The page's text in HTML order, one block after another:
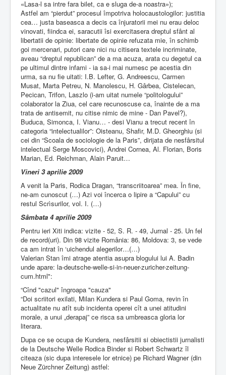
«Lasa-l sa intre fara bilet, ca e sluga de-a noastra»);
Astfel am “pierdut” procesul împotriva holocaustologilor: justitia
cea… justa baseasca a decis ca înjuratorii mei nu erau deloc
vinovati, fiindca ei, saracutii îsi exercitasera dreptul sfânt al
libertatii de opinie: libertate de opinie refuzata mie, în schimb
goi mercenari, putori care nici nu citisera textele incriminate,
aveau “dreptul republican” de a ma acuza, arata cu degetul ca
pe ultimul dintre infami - ia sa-i mai numesc pe acestia din
urma, sa nu fie uitati: I.B. Lefter, G. Andreescu, Carmen
Musat, Marta Petreu, N. Manolescu, H. Gârbea, Cistelecan,
Pecican, Trifon, Laszlo (i-am uitat numele “politologului”
colaborator la Ziua, cel care recunoscuse ca, înainte de a ma
trata de antisemit, nu citise nimic de mine - Dan Pavel?),
Buduca, Simonca, I. Vianu… - desi Vianu a trecut recent în
categoria “intelectualilor”: Oisteanu, Shafir, M.D. Gheorghiu (si
cei din “Scoala de sociologie de la Paris”, dirijata de nesfârsitul
intelectual Serge Moscovici), Andrei Cornea, Al. Florian, Boris
Marian, Ed. Reichman, Alain Paruit…
Vineri 3 aprilie 2009
A venit la Paris, Rodica Dragan, “transcriitoarea” mea. În fine,
ne-am cunoscut (…) Azi voi încerca o lipire a “Capului” cu
restul Scrìsurilor, vol. I. (…)
Sâmbata 4 aprilie 2009
Pentru ieri Xiti indica: vizite - 52, S. R. - 49, Jurnal - 25. Un fel
de record(uri). Din 98 vizite România: 86, Moldova: 3, se vede
ca am intrat în ‘uichendul alegerilor…(…)
Valerian Stan îmi atrage atentia asupra blogului lui A. Badin
unde apare: la-deutsche-welle-si-in-neuer-zuricher-zeitung-
cum.html":
“Cînd "cazul" îngroapa "cauza"
“Doi scriitori exilati, Milan Kundera si Paul Goma, revin în
actualitate nu atît sub incidenta operei cît a unei atitudini
morale, a unui „derapaj” ce risca sa umbreasca gloria lor
literara.
Dupa ce se ocupa de Kundera, nesfârsitii si obiectistii jurnalisti
de la Deutsche Welle Rodica Binder si Robert Schwartz îl
citeaza (sic dupa interesele lor etnice) pe Richard Wagner (din
Neue Zürchner Zeitung) astfel: